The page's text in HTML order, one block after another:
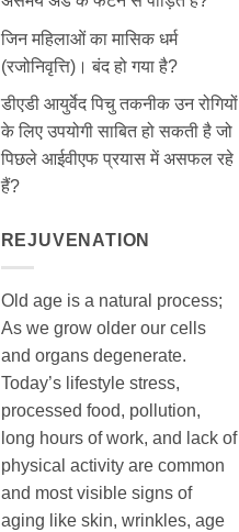
जिन महिलाओं का मासिक धर्म
(रजोनिवृत्ति)। बंद हो गया है?
डीएडी आयुर्वेद पिचु तकनीक उन रोगियों
के लिए उपयोगी साबित हो सकती है जो
पिछले आईवीएफ प्रयास में असफल रहे
हैं?
REJUVENATION
Old age is a natural process;
As we grow older our cells
and organs degenerate.
Today’s lifestyle stress,
processed food, pollution,
long hours of work, and lack of
physical activity are common
and most visible signs of
aging like skin, wrinkles, age